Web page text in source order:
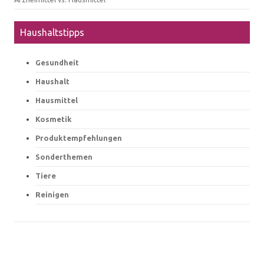
Haushaltstipps
Gesundheit
Haushalt
Hausmittel
Kosmetik
Produktempfehlungen
Sonderthemen
Tiere
Reinigen